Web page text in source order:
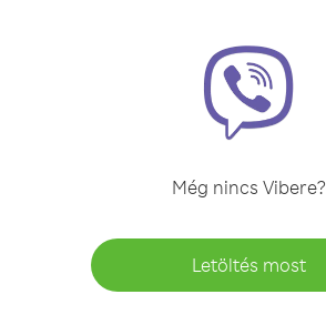
Még nincs Vibere?
Letöltés most